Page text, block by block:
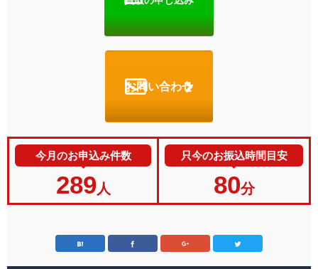
お問い合わせ
今月のお申込み件数
289人
只今のお振込時間目安
80分